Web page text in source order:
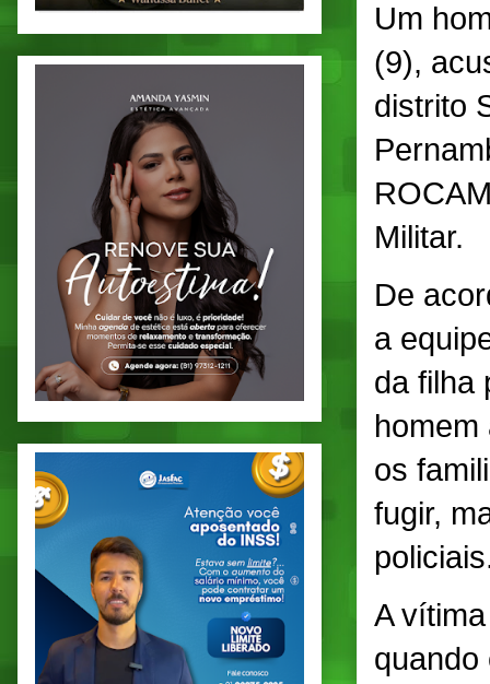
Um
(9),
distrito
Militar.
De
a
da filha
homem
os
fugir,
A
quando